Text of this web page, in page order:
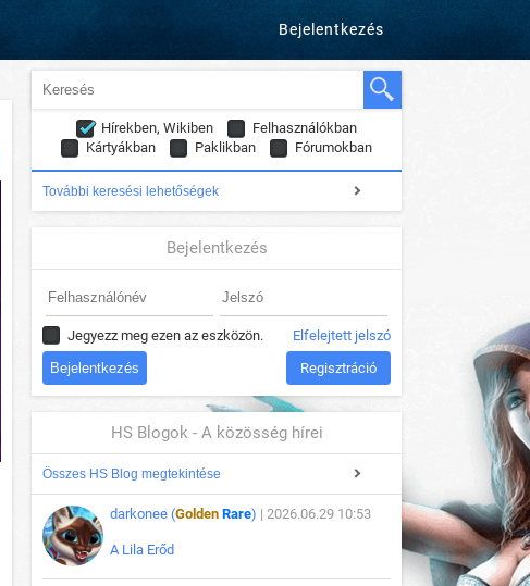
Bejelentkezés
Hírekben, Wikiben
Felhasználókban
Kártyákban
Paklikban Fórumokban
További keresési lehetőségek
Bejelentkezés
Jegyezz meg ezen az eszközön. Elfelejtett jelszó
Regisztráció
HS Blogok - A közösség hírei
Összes HS Blog megtekintése
darkonee (Golden Rare) | 2026.06.29 10:53
A Lila Erőd